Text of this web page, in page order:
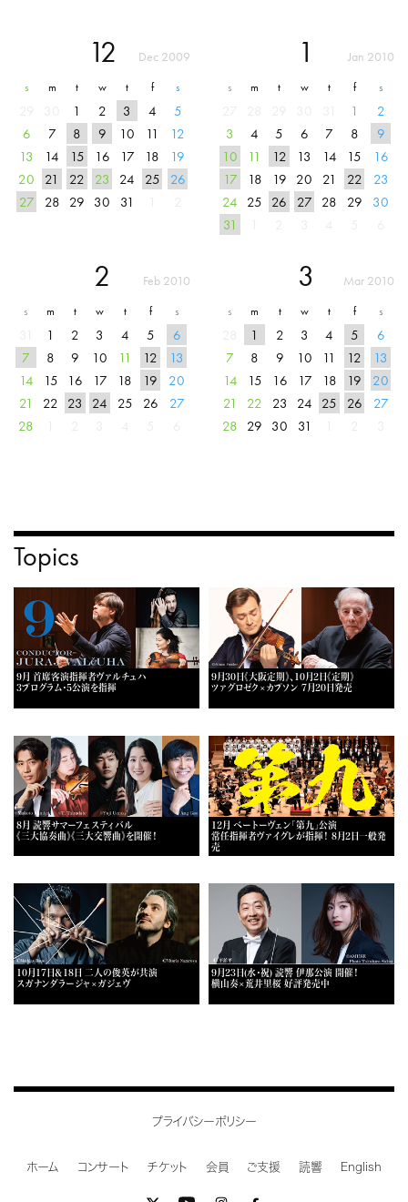
12 Dec 2009
s m t w t f s
1 2 3 4
5
6
7 8 9 10 11
12
13
14 15 16 17 18
19
20
21 22 23 24 25
26
27
28 29 30 31
1 Jan 2010
s m t w t f s
1
2
3
4 5 6 7 8
9
10
11 12 13 14 15
16
17
18 19 20 21 22
23
24
25 26 27 28 29
30
31
2 Feb 2010
s m t w t f s
1 2 3 4 5
6
7
8 9 10 11 12
13
14
15 16 17 18 19
20
21
22 23 24 25 26
27
28
3 Mar 2010
s m t w t f s
1 2 3 4 5
6
7
8 9 10 11 12
13
14
15 16 17 18 19
20
21
22 23 24 25 26
27
28
29 30 31
Topics
9月 首席客演指揮者ヴァルチュハ
3プログラム・5公演を指揮
9月30日《大阪定期》、10月2日《定期》
ツァグロゼク×カプソン 7月20日発売
8月 読響サマーフェスティバル
《三大協奏曲》《三大交響曲》を開催！
12月 ベートーヴェン「第九」公演
常任指揮者ヴァイグレが指揮！ 8月2日一般発
売
10月17日＆18日 二人の俊英が共演
スガナンダラージャ×ガジェヴ
9月23日(水・祝) 読響 伊那公演 開催！
横山奏×荒井里桜 好評発売中
プライバシーポリシー
ホーム コンサート チケット 会員 ご支援 読響 English